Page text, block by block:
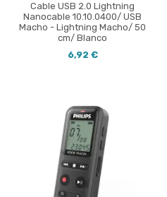
Cable USB 2.0 Lightning
Nanocable 10.10.0400/ USB
Macho - Lightning Macho/ 50
cm/ Blanco
6,92 €